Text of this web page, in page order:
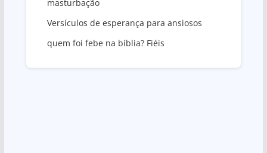
masturbação
Versículos de esperança para ansiosos
quem foi febe na bíblia? Fiéis